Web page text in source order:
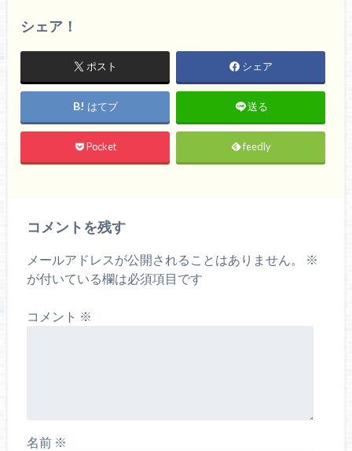
シェア！
ポスト シェア
はてブ 送る
Pocket feedly
コメントを残す
メールアドレスが公開されることはありません。
※
が付いている欄は必須項目です
コメント ※
名前 ※